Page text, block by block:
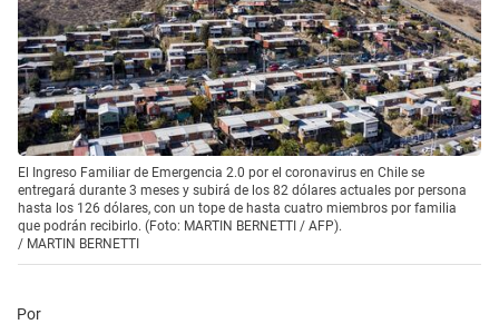
El Ingreso Familiar de Emergencia 2.0 por el coronavirus en Chile se
entregará durante 3 meses y subirá de los 82 dólares actuales por persona
hasta los 126 dólares, con un tope de hasta cuatro miembros por familia
que podrán recibirlo. (Foto: MARTIN BERNETTI / AFP).
/ MARTIN BERNETTI
Por